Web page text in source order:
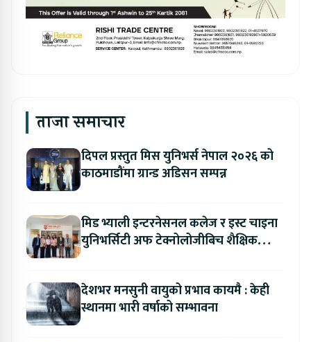
ताजा समाचार
दिपल प्रस्तुत मिस युनिभर्स नेपाल २०२६ को
काठमाडौंमा ग्रान्ड अडिसन सम्पन्न
मिड भ्याली इन्टरनेसनल कलेज र इस्ट चाइना
युनिभर्सिटी अफ टेक्नोलोजीबिच शैक्षिक
देशभर मनसुनी वायुको प्रभाव कायमै : केही
स्थानमा भारी वर्षाको सम्भावना